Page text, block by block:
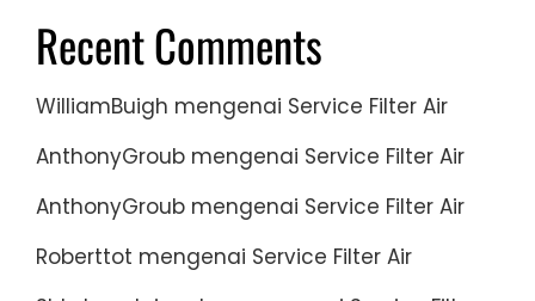
Recent Comments
WilliamBuigh mengenai Service Filter Air
AnthonyGroub mengenai Service Filter Air
AnthonyGroub mengenai Service Filter Air
Roberttot mengenai Service Filter Air